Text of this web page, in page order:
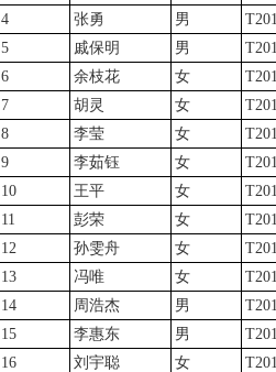
4
张勇 男
5
戚保明 男
6
余枝花 女
7
胡灵 女
8
李莹 女
9
李茹钰 女
10
王平 女
11
彭荣 女
12
孙雯舟 女
13
冯唯 女
14
周浩杰 男
15
李惠东 男
16
刘宇聪 女